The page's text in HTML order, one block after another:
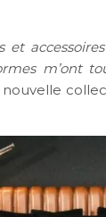
et
m’ont